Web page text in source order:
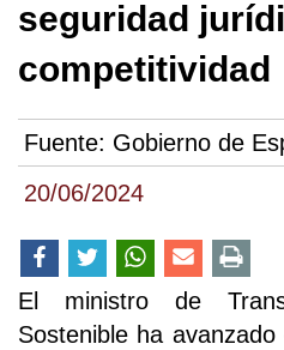
20/06/2024
seguridad
competitividad
Fuente: Gobierno de
El ministro de
Sostenible ha